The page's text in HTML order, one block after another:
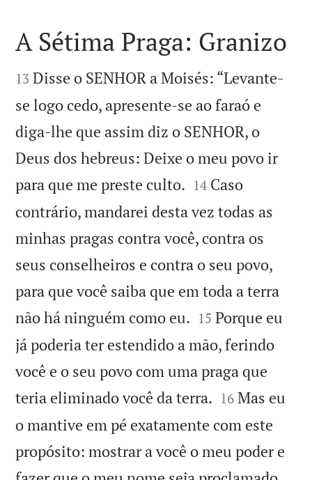

A Sétima Praga: Granizo

13 Disse o SENHOR a Moisés: “Levante-
se logo cedo, apresente-se ao faraó e
diga-lhe que assim diz o SENHOR, o
Deus dos hebreus: Deixe o meu povo ir
para que me preste culto. 

14 Caso
contrário, mandarei desta vez todas as
minhas pragas contra você, contra os
seus conselheiros e contra o seu povo,
para que você saiba que em toda a terra
não há ninguém como eu. 

15 Porque eu
já poderia ter estendido a mão, ferindo
você e o seu povo com uma praga que
teria eliminado você da terra. 

16 Mas eu
o mantive em pé exatamente com este
propósito: mostrar a você o meu poder e